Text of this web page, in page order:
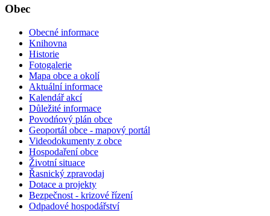
Obec
Obecné informace
Knihovna
Historie
Fotogalerie
Mapa obce a okolí
Aktuální informace
Kalendář akcí
Důležité informace
Povodńový plán obce
Geoportál obce - mapový portál
Videodokumenty z obce
Hospodaření obce
Životní situace
Řasnický zpravodaj
Dotace a projekty
Bezpečnost - krizové řízení
Odpadové hospodářství